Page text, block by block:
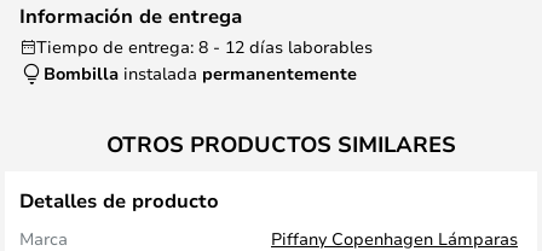
Información de entrega
Tiempo de entrega: 8 - 12 días laborables
Bombilla instalada permanentemente
OTROS PRODUCTOS SIMILARES
Detalles de producto
Marca
Piffany Copenhagen Lámparas